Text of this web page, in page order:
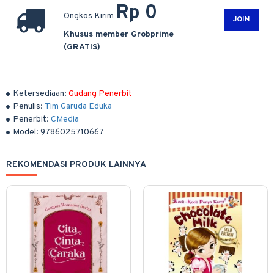
Ketersediaan: Gudang Penerbit
Penulis: Tim Garuda Eduka
Penerbit: CMedia
Model: 9786025710667
Ongkos Kirim Rp 0
Khusus member Grobprime
(GRATIS)
JOIN
REKOMENDASI PRODUK LAINNYA